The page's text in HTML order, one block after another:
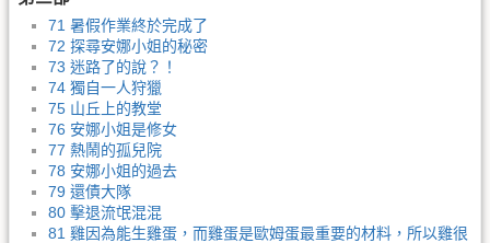
71 暑假作業終於完成了
72 探尋安娜小姐的秘密
73 迷路了的說？！
74 獨自一人狩獵
75 山丘上的教堂
76 安娜小姐是修女
77 熱鬧的孤兒院
78 安娜小姐的過去
79 還債大隊
80 擊退流氓混混
81 雞因為能生雞蛋，而雞蛋是歐姆蛋最重要的材料，所以雞很